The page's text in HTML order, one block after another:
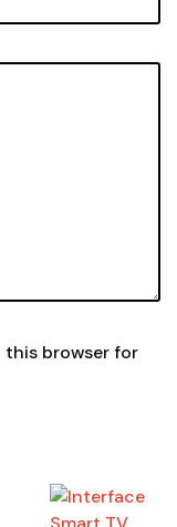
this browser for